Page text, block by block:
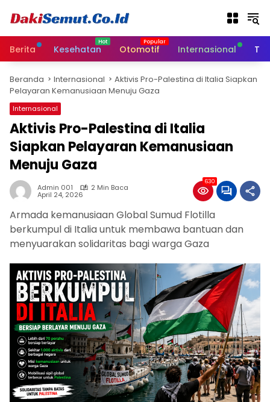
Berita Kesehatan Otomotif Internasional
Beranda Internasional
Aktivis Pro-Palestina di Italia Siapkan
Pelayaran Kemanusiaan Menuju Gaza
Internasional
Aktivis Pro-Palestina di Italia
Siapkan Pelayaran Kemanusiaan
Menuju Gaza
Admin 001 2 Min Baca
April 24, 2026
630
Armada kemanusiaan Global Sumud Flotilla
berkumpul di Italia untuk membawa bantuan dan
menyuarakan solidaritas bagi warga Gaza